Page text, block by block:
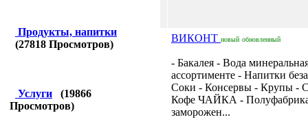
Продукты, напитки
(27818 Просмотров)
Услуги (19866
Просмотров)
ВИКОНТ новый обновленный
- Бакалея - Вода
ассортименте - Напитки
Соки - Консервы - Крупы -
Кофе ЧАЙКА -
заморожен...